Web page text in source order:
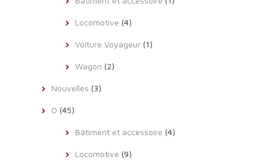
Locomotive (4)
Voiture Voyageur (1)
Wagon (2)
Nouvelles (3)
O (45)
Bâtiment et accessoire (4)
Locomotive (9)